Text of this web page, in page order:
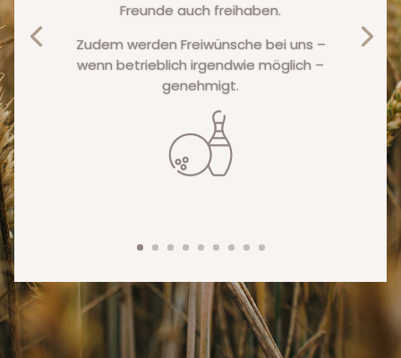
Freunde auch freihaben.
Zudem werden Freiwünsche bei uns –
wenn betrieblich irgendwie möglich –
genehmigt.